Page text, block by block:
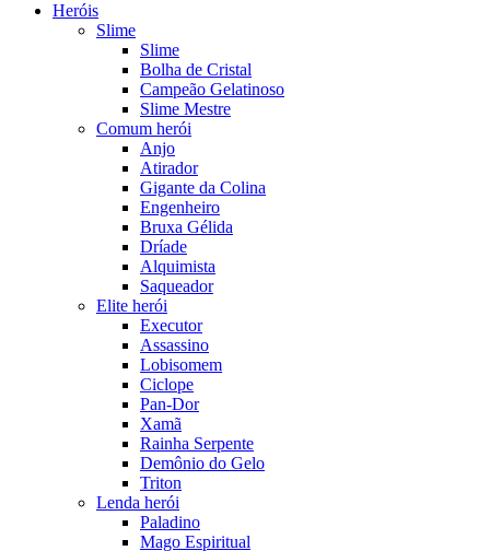
Heróis
Slime
Slime
Bolha de Cristal
Campeão Gelatinoso
Slime Mestre
Comum herói
Anjo
Atirador
Gigante da Colina
Engenheiro
Bruxa Gélida
Dríade
Alquimista
Saqueador
Elite herói
Executor
Assassino
Lobisomem
Ciclope
Pan-Dor
Xamã
Rainha Serpente
Demônio do Gelo
Triton
Lenda herói
Paladino
Mago Espiritual